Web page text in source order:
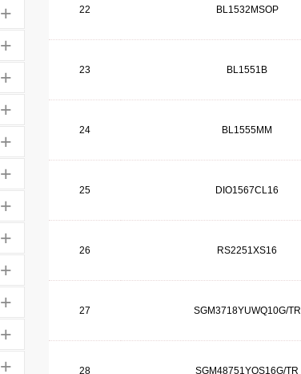
+
+
+
+
+
+
+
+
+
+
+
+
22 BL1532MSOP
23 BL1551B
24 BL1555MM
25 DIO1567CL16
26 RS2251XS16
27 SGM3718YUWQ10G/TR
28 SGM48751YQS16G/TR